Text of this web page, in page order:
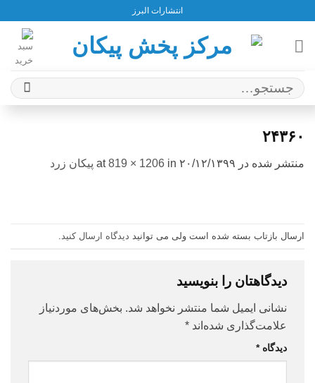
content
انتشارات البرز
جستجو
برای:
۲۴۳۶۰
منتشر شده در ۲۰/۱۲/۱۳۹۹ 819 × 1206 in پیکان زرد
ارسال بازتاب بسته شده است ولی می توانید دیدگاه ارسال کنید
دیدگاهتان را بنویسید
نشانی ایمیل شما منتشر نخواهد شد. بخش‌های موردنیاز
علامت‌گذاری شده‌اند *
دیدگاه*